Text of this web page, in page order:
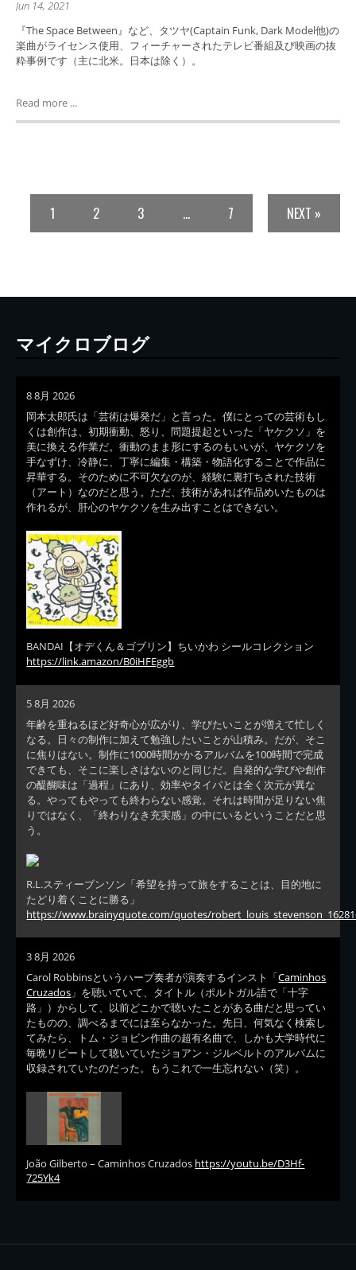
Jun 14, 2021
『The Space Between』など、タツヤ(Captain Funk, Dark Model他)の
楽曲がライセンス使用、フィーチャーされたテレビ番組及び映画の抜
粋事例です（主に北米。日本は除く）。
Read more ...
1 2 3 … 7 NEXT »
マイクロブログ
8 8月 2026
岡本太郎氏は「芸術は爆発だ」と言った。僕にとっての芸術もし
くは創作は、初期衝動、怒り、問題提起といった「ヤケクソ」を
美に換える作業だ。衝動のまま形にするのもいいが、ヤケクソを
手なずけ、冷静に、丁寧に編集・構築・物語化することで作品に
昇華する。そのために不可欠なのが、経験に裏打ちされた技術
（アート）なのだと思う。ただ、技術があれば作品めいたものは
作れるが、肝心のヤケクソを生み出すことはできない。
BANDAI【オデくん＆ゴブリン】ちいかわ シールコレクション
https://link.amazon/B0iHFEggb
5 8月 2026
年齢を重ねるほど好奇心が広がり、学びたいことが増えて忙しく
なる。日々の制作に加えて勉強したいことが山積み。だが、そこ
に焦りはない。制作に1000時間かかるアルバムを100時間で完成
できても、そこに楽しさはないのと同じだ。自発的な学びや創作
の醍醐味は「過程」にあり、効率やタイパとは全く次元が異な
る。やってもやっても終わらない感覚。それは時間が足りない焦
りではなく、「終わりなき充実感」の中にいるということだと思
う。
R.L.スティーブンソン「希望を持って旅をすることは、目的地に
たどり着くことに勝る」
https://www.brainyquote.com/quotes/
3 8月 2026
Carol Robbinsというハープ奏者が演奏するインスト「Caminhos
Cruzados 」を聴いていて、タイトル（ポルトガル語で「十字
路」）からして、以前どこかで聴いたことがある曲だと思ってい
たものの、調べるまでには至らなかった。先日、何気なく検索し
てみたら、トム・ジョビン作曲の超有名曲で、しかも大学時代に
毎晩リピートして聴いていたジョアン・ジルベルトのアルバムに
収録されていたのだった。もうこれで一生忘れない（笑）。
João Gilberto – Caminhos Cruzados https://youtu.be/D3Hf-
725Yk4